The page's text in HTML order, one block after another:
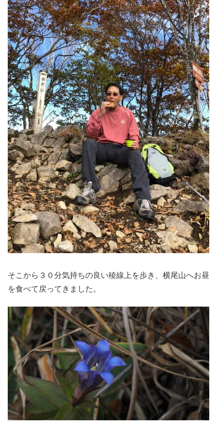
そこから３０分気持ちの良い稜線上を歩き、横尾山へお昼
を食べて戻ってきました。